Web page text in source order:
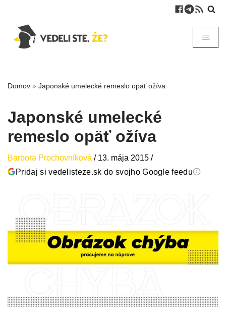
Domov » Japonské umelecké remeslo opäť ožíva
Japonské umelecké
remeslo opäť ožíva
Barbora Prochovníková / 13. mája 2015 /
Pridaj si vedelisteze.sk do svojho Google feedu